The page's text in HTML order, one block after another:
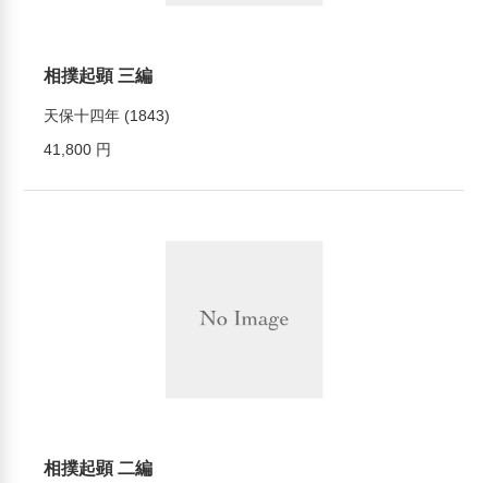
相撲起顕 三編
天保十四年 (1843)
41,800 円
相撲起顕 二編